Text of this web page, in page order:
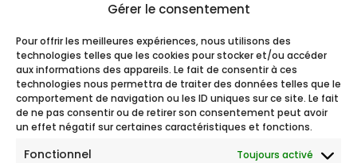
Gérer le consentement
Pour offrir les meilleures expériences, nous utilisons des
technologies telles que les cookies pour stocker et/ou accéder
aux informations des appareils. Le fait de consentir à ces
technologies nous permettra de traiter des données telles que le
comportement de navigation ou les ID uniques sur ce site. Le fait
de ne pas consentir ou de retirer son consentement peut avoir
un effet négatif sur certaines caractéristiques et fonctions.
Fonctionnel Toujours activé